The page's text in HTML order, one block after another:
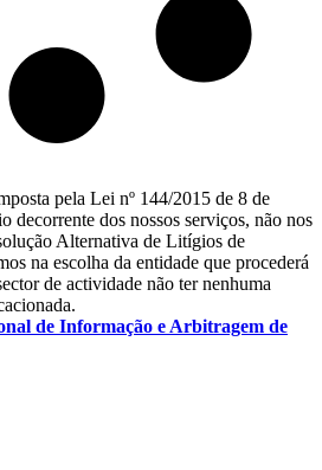
pela Lei nº 144/2015 de 8 de
decorrente dos nossos serviços, não nos
Alternativa de Litígios de
na escolha da entidade que procederá
de actividade não ter nenhuma
de Informação e Arbitragem de